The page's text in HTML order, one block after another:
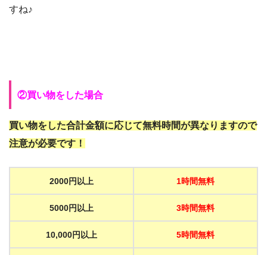
すね♪
②買い物をした場合
買い物をした合計金額に応じて無料時間が異なりますので
注意が必要です！
2000円以上 1時間無料
5000円以上 3時間無料
10,000円以上 5時間無料